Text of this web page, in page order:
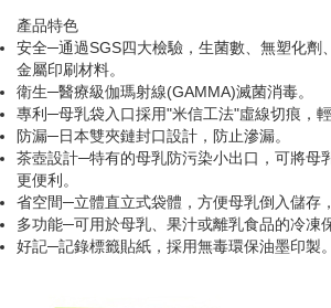
產品特色
安全─通過SGS四大檢驗，生菌數、無塑化劑
金屬印刷材料。
衛生─醫療級伽瑪射線(GAMMA)滅菌消毒。
專利─母乳袋入口採用"米信工法"虛線切痕，輕
防漏─日本雙夾鏈封口設計，防止滲漏。
茶壺設計─特有的母乳防污染小出口，可將母
更便利。
省空間─立體直立式袋體，方便母乳倒入儲存
多功能─可用於母乳、果汁或離乳食品的冷凍
好記─記錄標籤貼紙，採用無毒環保油墨印製。